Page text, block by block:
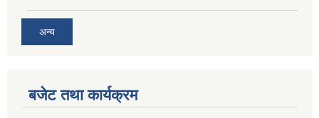
अन्य
बजेट तथा कार्यक्रम